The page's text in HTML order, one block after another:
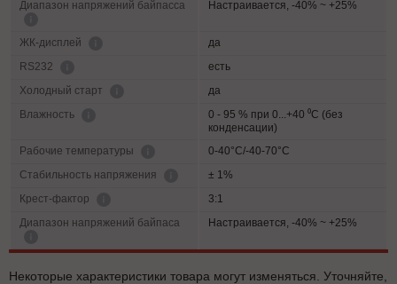
Диапазон напряжений байпасса Настраивается, -40% ~ +25%
ЖК-дисплей
да
RS232
есть
Холодный старт
да
Влажность
0 - 95 % при 0...+40 ⁰С (без
конденсации)
Рабочие температуры
0-40°C/-40-70°C
Cтабильность напряжения
± 1%
Крест-фактор
3:1
Диапазон напряжений байпаса
Настраивается, -40% ~ +25%
Некоторые характеристики товара могут изменяться. Уточняйте,